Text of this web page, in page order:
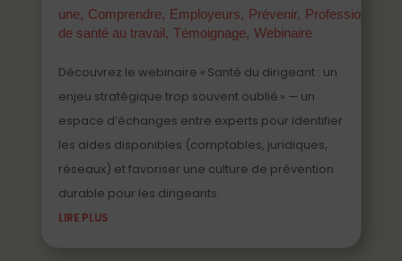
une
Comprendre Employeurs Prévenir
Professionnels
de santé au travail Témoignage Webinaire
Découvrez le webinaire « Santé du dirigeant : un
enjeu stratégique trop souvent oublié » — un
espace d’échanges entre experts pour identifier
les aides disponibles (comptables, juridiques,
réseaux) et favoriser une culture de prévention
durable pour les dirigeants.
LIRE PLUS